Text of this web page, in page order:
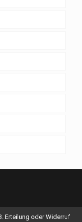
vorbehalten.
Erteilung oder Widerruf